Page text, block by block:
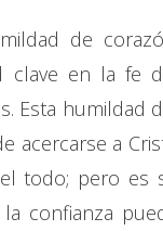
de
clave en la fe
Esta humildad
acercarse a
todo; pero es
confianza